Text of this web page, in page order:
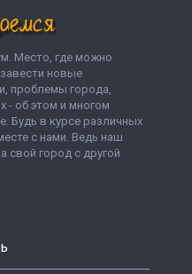
Место, где можно
новые
проблемы города,
- об этом и многом
Будь в курсе различных
с нами. Ведь наш
свой город с другой